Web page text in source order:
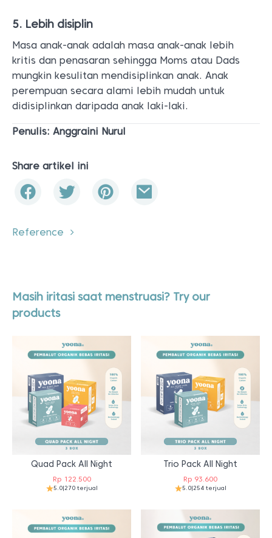
5. Lebih disiplin
Masa anak-anak adalah masa anak-anak lebih
kritis dan penasaran sehingga Moms atau Dads
mungkin kesulitan mendisiplinkan anak. Anak
perempuan secara alami lebih mudah untuk
didisiplinkan daripada anak laki-laki.
Penulis: Anggraini Nurul
Share artikel ini
Reference
Masih iritasi saat menstruasi? Try our
products
Quad Pack All Night
Rp122.500
5.0|270 terjual
Trio Pack All Night
Rp 93.600
5.0|254 terjual